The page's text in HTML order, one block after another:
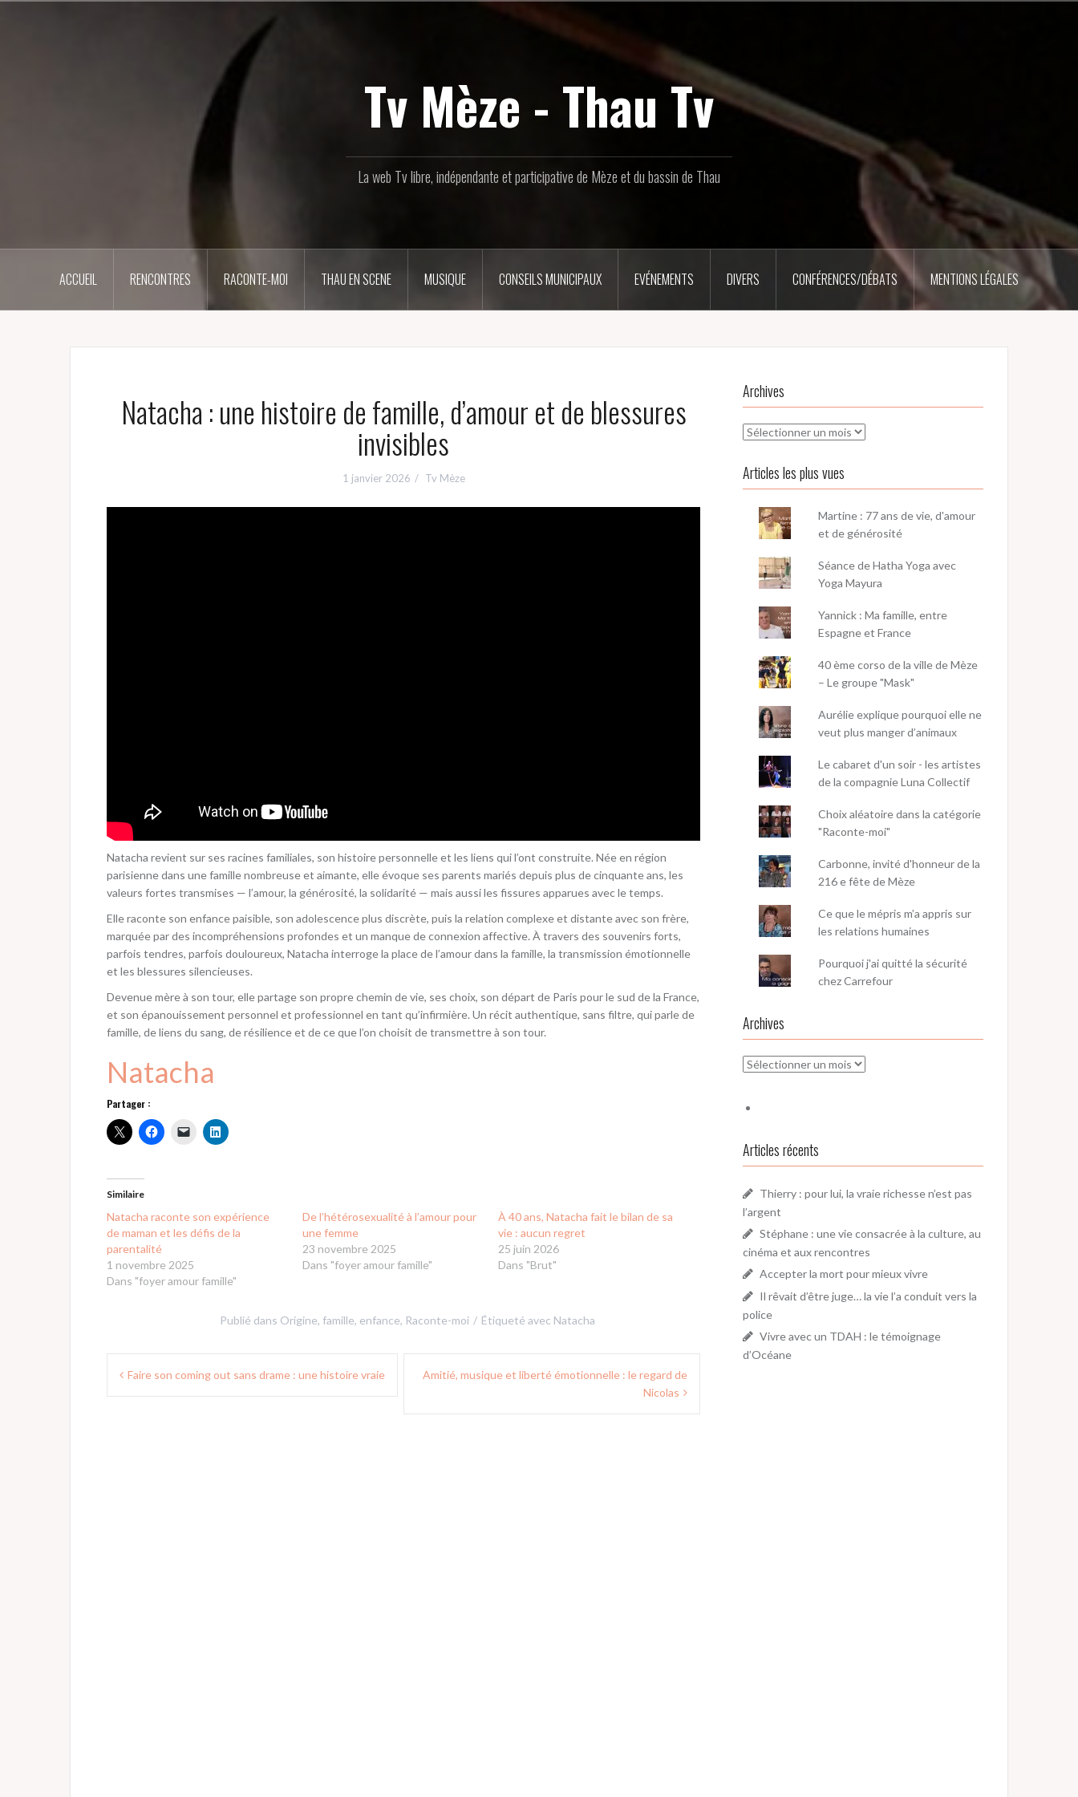
Tv Mèze - Thau Tv
La web Tv libre, indépendante et participative de Mèze et du bassin de Thau
ACCUEIL RENCONTRES RACONTE-MOI THAU EN SCENE MUSIQUE CONSEILS MUNICIPAUX EVÉNEMENTS DIVERS CONFÉRENCES/DÉBATS MENTIONS LÉGALES
Natacha : une histoire de famille, d’amour et de blessures
invisibles
1 janvier 2026 Tv Mèze
Natacha revient sur ses racines familiales, son histoire personnelle et les liens qui l’ont construite. Née en région
parisienne dans une famille nombreuse et aimante, elle évoque ses parents mariés depuis plus de cinquante ans, les
valeurs fortes transmises — l’amour, la générosité, la solidarité — mais aussi les fissures apparues avec le temps.
Elle raconte son enfance paisible, son adolescence plus discrète, puis la relation complexe et distante avec son frère,
marquée par des incompréhensions profondes et un manque de connexion affective. À travers des souvenirs forts,
parfois tendres, parfois douloureux, Natacha interroge la place de l’amour dans la famille, la transmission émotionnelle
et les blessures silencieuses.
Devenue mère à son tour, elle partage son propre chemin de vie, ses choix, son départ de Paris pour le sud de la France,
et son épanouissement personnel et professionnel en tant qu’infirmière. Un récit authentique, sans filtre, qui parle de
famille, de liens du sang, de résilience et de ce que l’on choisit de transmettre à son tour.
Natacha
Partager :
Similaire
Natacha raconte son expérience
de maman et les défis de la
parentalité
1 novembre 2025
Dans "foyer amour famille"
De l’hétérosexualité à l’amour pour
une femme
23 novembre 2025
Dans "foyer amour famille"
À 40 ans, Natacha fait le bilan de sa
vie : aucun regret
25 juin 2026
Dans "Brut"
Publié dans Origine, famille, enfance, Raconte-moi Étiqueté avec Natacha
Navigation
Faire son coming out sans drame : une histoire vraie
Amitié, musique et liberté émotionnelle : le regard de
Nicolas
Archives
Archives
Articles les plus vues
Martine : 77 ans de vie, d'amour
et de générosité
Séance de Hatha Yoga avec
Yoga Mayura
Yannick : Ma famille, entre
Espagne et France
40 ème corso de la ville de Mèze
– Le groupe "Mask"
Aurélie explique pourquoi elle ne
veut plus manger d’animaux
Le cabaret d'un soir - les artistes
de la compagnie Luna Collectif
Choix aléatoire dans la catégorie
"Raconte-moi"
Carbonne, invité d'honneur de la
216 e fête de Mèze
Ce que le mépris m’a appris sur
les relations humaines
Pourquoi j'ai quitté la sécurité
chez Carrefour
Archives
Archives
Articles récents
Thierry : pour lui, la vraie richesse n’est pas
l’argent
Stéphane : une vie consacrée à la culture, au
cinéma et aux rencontres
Accepter la mort pour mieux vivre
Il rêvait d’être juge… la vie l’a conduit vers la
police
Vivre avec un TDAH : le témoignage
d’Océane